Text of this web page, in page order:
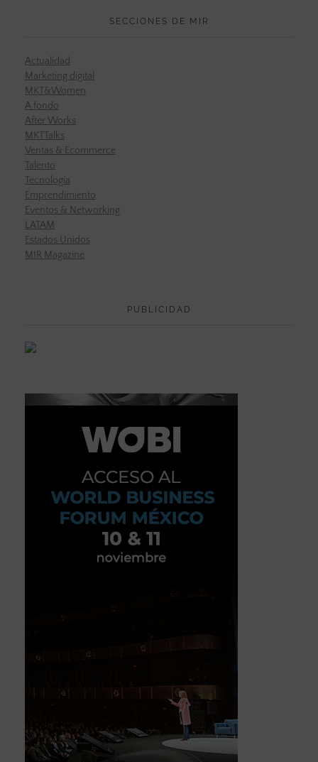
SECCIONES DE MIR
Actualidad
Marketing digital
MKT&Women
A fondo
After Works
MKTTalks
Ventas & Ecommerce
Talento
Tecnología
Emprendimiento
Eventos & Networking
LATAM
Estados Unidos
MIR Magazine
PUBLICIDAD